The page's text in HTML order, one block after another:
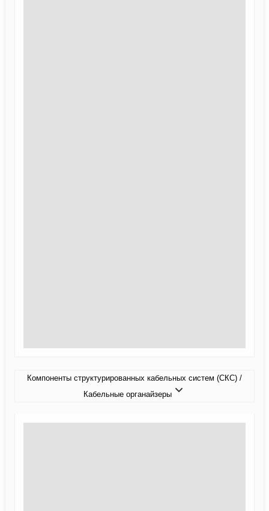
Компоненты структурированных кабельных систем (СКС) /
Кабельные органайзеры